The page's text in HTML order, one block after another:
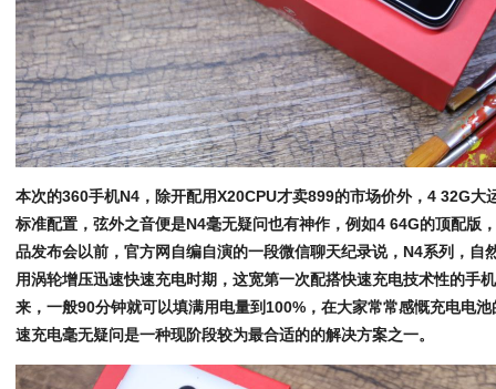
本次的360手机N4，除开配用X20CPU才卖899的市场价外，4 32G大
标准配置，弦外之音便是N4毫无疑问也有神作，例如4 64G的顶配版
品发布会以前，官方网自编自演的一段微信聊天纪录说，N4系列，自
用涡轮增压迅速快速充电时期，这宽第一次配搭快速充电技术性的手
来，一般90分钟就可以填满用电量到100%，在大家常常感慨充电电
速充电毫无疑问是一种现阶段较为最合适的的解决方案之一。